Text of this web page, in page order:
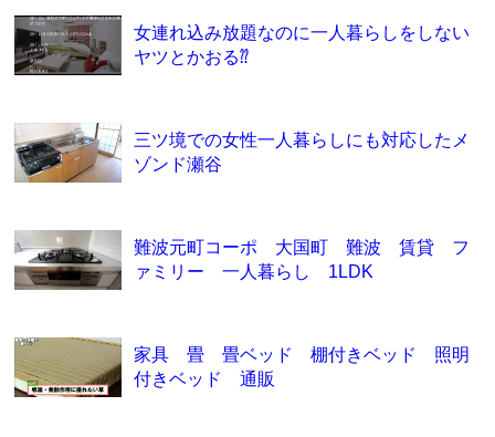
女連れ込み放題なのに一人暮らしをしない
ヤツとかおる⁇
三ツ境での女性一人暮らしにも対応したメ
ゾンド瀬谷
難波元町コーポ 大国町 難波 賃貸 フ
ァミリー 一人暮らし 1LDK
家具 畳 畳ベッド 棚付きベッド 照明
付きベッド 通販